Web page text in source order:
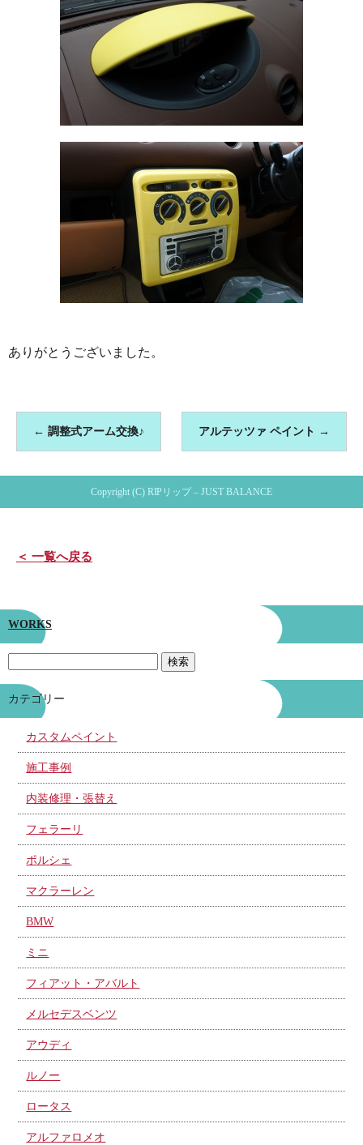
ありがとうございました。
← 調整式アーム交換♪ アルテッツァ ペイント →
Copyright (C) RIPリップ – JUST BALANCE
＜ 一覧へ戻る
WORKS
カテゴリー
カスタムペイント
施工事例
内装修理・張替え
フェラーリ
ポルシェ
マクラーレン
BMW
ミニ
フィアット・アバルト
メルセデスベンツ
アウディ
ルノー
ロータス
アルファロメオ